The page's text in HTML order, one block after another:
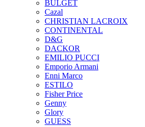
BULGET
Cazal
CHRISTIAN LACROIX
CONTINENTAL
D&G
DACKOR
EMILIO PUCCI
Emporio Armani
Enni Marco
ESTILO
Fisher Price
Genny
Glory
GUESS